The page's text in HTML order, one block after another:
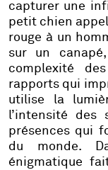
capturer une
petit chien
rouge à un
sur un
complexité
rapports qui
utilise la
l’intensité des
présences qui
du monde.
énigmatique